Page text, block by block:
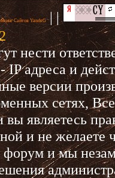
||
нести
адреса и
версии
сетях,
являетесь
и не желаете
и мы